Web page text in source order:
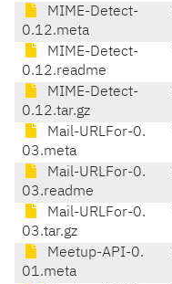
MIME-Detect-
0.12.meta
MIME-Detect-
0.12.readme
MIME-Detect-
0.12.tar.gz
Mail-URLFor-0.
03.meta
Mail-URLFor-0.
03.readme
Mail-URLFor-0.
03.tar.gz
Meetup-API-0.
01.meta